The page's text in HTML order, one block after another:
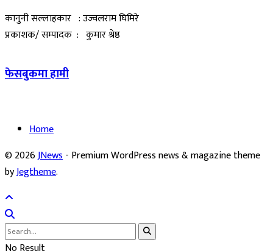
कानुनी सल्लाहकार : उज्वलराम घिमिरे
प्रकाशक/ सम्पादक : कुमार श्रेष्ठ
फेसबुकमा हामी
Home
© 2026JNews- Premium WordPress news & magazine theme
byJegtheme.